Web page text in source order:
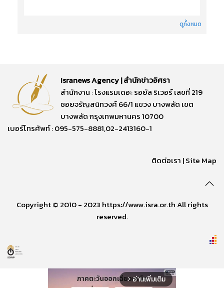
ดูทั้งหมด
Isranews Agency | สำนักข่าวอิศรา
สำนักงาน : โรงแรมเดอะ รอยัล ริเวอร์ เลขที่ 219
ซอยจรัญสนิทวงศ์ 66/1 แขวง บางพลัด เขต
บางพลัด กรุงเทพมหานคร 10700
เบอร์โทรศัพท์ : 095-575-8881,02-2413160-1
ติดต่อเรา |Site Map
Copyright © 2010 - 2023 https://www.isra.or.th All rights
reserved.
arrow_forward_ios อ่านเพิ่มเติม